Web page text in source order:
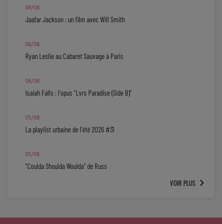
Dans ton Téléphone
Première Fois
URBAN CULTURE
Mode
Buzz
06/08
Jaafar Jackson : un film avec Will Smith
06/08
Ryan Leslie au Cabaret Sauvage à Paris
06/08
Isaiah Falls : l'opus "Lvrs Paradise (Side B)"
05/08
La playlist urbaine de l'été 2026 #31
05/08
"Coulda Shoulda Woulda" de Russ
VOIR PLUS